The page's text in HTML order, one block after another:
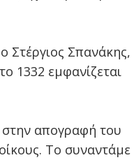
Στέργιος Σπανάκης,
1332 εμφανίζεται
απογραφή του
Το συναντάμε